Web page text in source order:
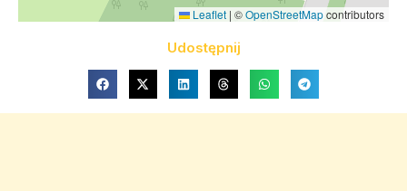
Leaflet | ©OpenStreetMapcontributors
Udostępnij